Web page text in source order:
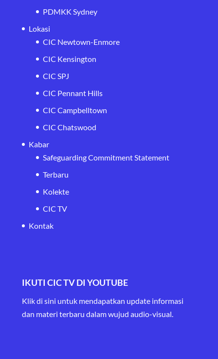
PDMKK Sydney
Lokasi
CIC Newtown-Enmore
CIC Kensington
CIC SPJ
CIC Pennant Hills
CIC Campbelltown
CIC Chatswood
Kabar
Safeguarding Commitment Statement
Terbaru
Kolekte
CIC TV
Kontak
IKUTI CIC TV DI YOUTUBE
Klik di sini untuk mendapatkan update informasi
dan materi terbaru dalam wujud audio-visual.